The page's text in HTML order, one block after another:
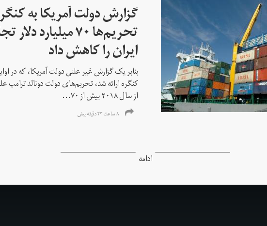
گزارش دولت آمریکا به
تحریم‌ها ۷۰
ایران را کاهش داد
بنابر یک گزارش غیر علنی دولت آمریکا، که در
کنگره ارائه شد، تحریم‌های دولت دونالد ترامپ
از سال ۲۰۱۸ بیش از ۷۰...
۸ ساعت ۲۳ دقیقه پیش
ادامه